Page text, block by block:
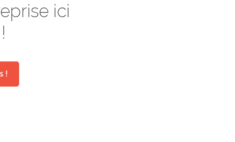
ici
!